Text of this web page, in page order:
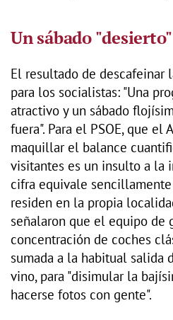
Un sábado "desierto"
El resultado de descafeinar
para los socialistas: "Una
atractivo y un sábado
fuera". Para el PSOE, que el
maquillar el balance
visitantes es un insulto a la
cifra equivale
residen en la propia
señalaron que el equipo de
concentración de coches
sumada a la habitual salida
vino, para "disimular la
hacerse fotos con gente".